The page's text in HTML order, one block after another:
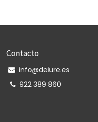
Contacto
info@deiure.es
922 389 860